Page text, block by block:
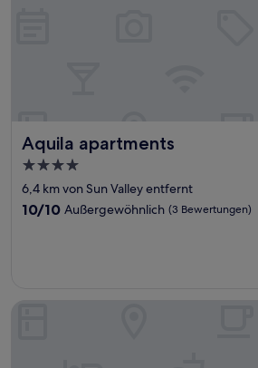
Aquila apartments
Aquila apartments
4.0-
Sterne-
Unterkunft
6,4 km von Sun Valley entfernt
10.0
10/10 Außergewöhnlich (3 Bewertungen)
The Ritz Village Hotel